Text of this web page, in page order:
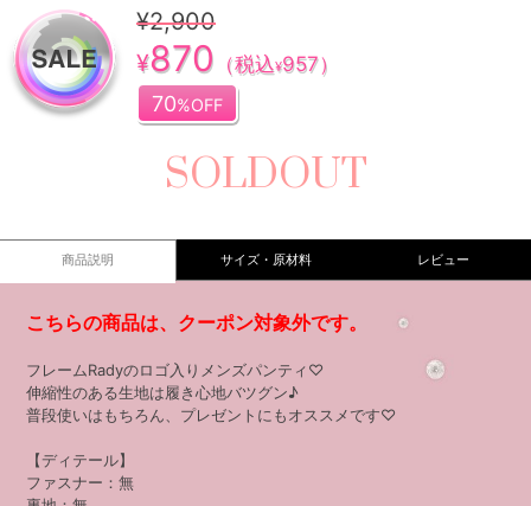
¥2,900
¥870 （税込¥957）
70%OFF
SOLDOUT
商品説明 サイズ・原材料 レビュー
こちらの商品は、クーポン対象外です。
フレームRadyのロゴ入りメンズパンティ♡
伸縮性のある生地は履き心地バツグン♪
普段使いはもちろん、プレゼントにもオススメです♡
【ディテール】
ファスナー：無